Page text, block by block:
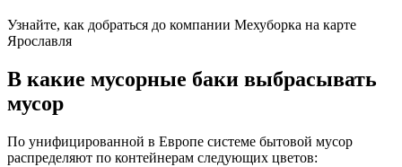
Узнайте, как добраться до компании Мехуборка на карте
Ярославля
В какие мусорные баки выбрасывать
мусор
По унифицированной в Европе системе бытовой мусор
распределяют по контейнерам следующих цветов: